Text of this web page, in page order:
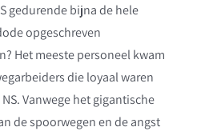
gedurende bijna de hele
opgeschreven
Het meeste personeel kwam
die loyaal waren
Vanwege het gigantische
de spoorwegen en de angst